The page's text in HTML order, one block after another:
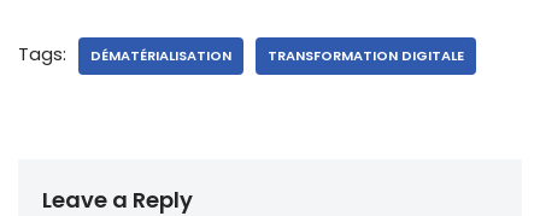
Tags: DÉMATÉRIALISATION TRANSFORMATION DIGITALE
Leave a Reply